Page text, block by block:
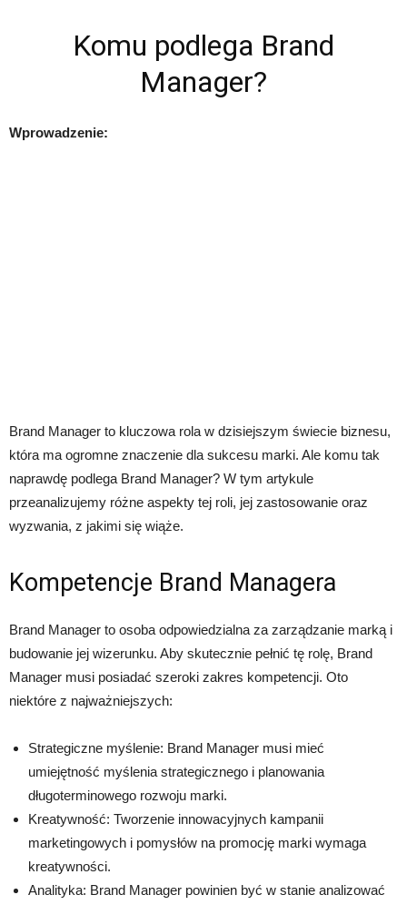
Komu podlega Brand
Manager?
Wprowadzenie:
Brand Manager to kluczowa rola w dzisiejszym świecie biznesu,
która ma ogromne znaczenie dla sukcesu marki. Ale komu tak
naprawdę podlega Brand Manager? W tym artykule
przeanalizujemy różne aspekty tej roli, jej zastosowanie oraz
wyzwania, z jakimi się wiąże.
Kompetencje Brand Managera
Brand Manager to osoba odpowiedzialna za zarządzanie marką i
budowanie jej wizerunku. Aby skutecznie pełnić tę rolę, Brand
Manager musi posiadać szeroki zakres kompetencji. Oto
niektóre z najważniejszych:
Strategiczne myślenie: Brand Manager musi mieć
umiejętność myślenia strategicznego i planowania
długoterminowego rozwoju marki.
Kreatywność: Tworzenie innowacyjnych kampanii
marketingowych i pomysłów na promocję marki wymaga
kreatywności.
Analityka: Brand Manager powinien być w stanie analizować